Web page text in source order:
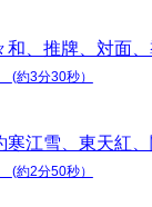
和、推牌、対面、
(約3分30秒）
寒江雪、東天紅
(約2分50秒）